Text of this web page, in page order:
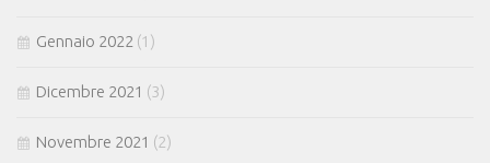
Gennaio 2022 (1)
Dicembre 2021 (3)
Novembre 2021 (2)